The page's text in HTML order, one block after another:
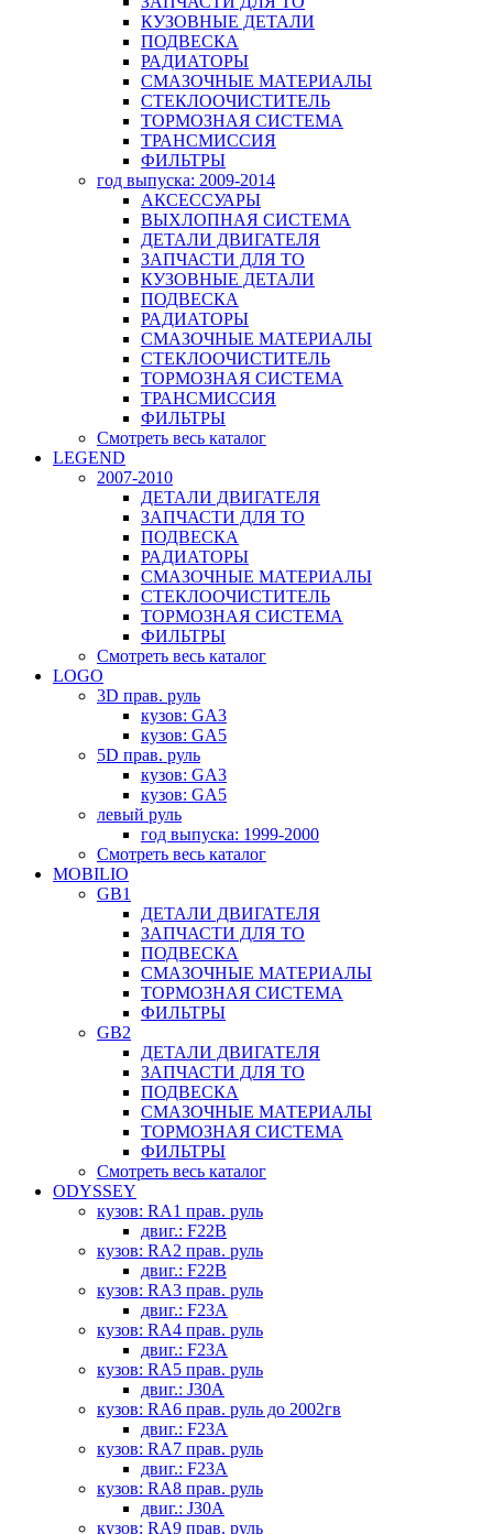
КУЗОВНЫЕ ДЕТАЛИ
ПОДВЕСКА
РАДИАТОРЫ
СМАЗОЧНЫЕ МАТЕРИАЛЫ
СТЕКЛООЧИСТИТЕЛЬ
ТОРМОЗНАЯ СИСТЕМА
ТРАНСМИССИЯ
ФИЛЬТРЫ
год выпуска: 2009-2014
АКСЕССУАРЫ
ВЫХЛОПНАЯ СИСТЕМА
ДЕТАЛИ ДВИГАТЕЛЯ
ЗАПЧАСТИ ДЛЯ ТО
КУЗОВНЫЕ ДЕТАЛИ
ПОДВЕСКА
РАДИАТОРЫ
СМАЗОЧНЫЕ МАТЕРИАЛЫ
СТЕКЛООЧИСТИТЕЛЬ
ТОРМОЗНАЯ СИСТЕМА
ТРАНСМИССИЯ
ФИЛЬТРЫ
Смотреть весь каталог
LEGEND
2007-2010
ДЕТАЛИ ДВИГАТЕЛЯ
ЗАПЧАСТИ ДЛЯ ТО
ПОДВЕСКА
РАДИАТОРЫ
СМАЗОЧНЫЕ МАТЕРИАЛЫ
СТЕКЛООЧИСТИТЕЛЬ
ТОРМОЗНАЯ СИСТЕМА
ФИЛЬТРЫ
Смотреть весь каталог
LOGO
3D прав. руль
кузов: GA3
кузов: GA5
5D прав. руль
кузов: GA3
кузов: GA5
левый руль
год выпуска: 1999-2000
Смотреть весь каталог
MOBILIO
GB1
ДЕТАЛИ ДВИГАТЕЛЯ
ЗАПЧАСТИ ДЛЯ ТО
ПОДВЕСКА
СМАЗОЧНЫЕ МАТЕРИАЛЫ
ТОРМОЗНАЯ СИСТЕМА
ФИЛЬТРЫ
GB2
ДЕТАЛИ ДВИГАТЕЛЯ
ЗАПЧАСТИ ДЛЯ ТО
ПОДВЕСКА
СМАЗОЧНЫЕ МАТЕРИАЛЫ
ТОРМОЗНАЯ СИСТЕМА
ФИЛЬТРЫ
Смотреть весь каталог
ODYSSEY
кузов: RA1 прав. руль
двиг.: F22B
кузов: RA2 прав. руль
двиг.: F22B
кузов: RA3 прав. руль
двиг.: F23A
кузов: RA4 прав. руль
двиг.: F23A
кузов: RA5 прав. руль
двиг.: J30A
кузов: RA6 прав. руль до 2002гв
двиг.: F23A
кузов: RA7 прав. руль
двиг.: F23A
кузов: RA8 прав. руль
двиг.: J30A
кузов: RA9 прав. руль